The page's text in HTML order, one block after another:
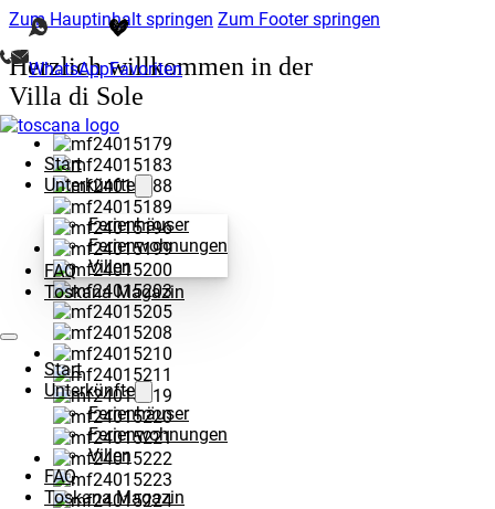
Zum Hauptinhalt springen Zum Footer springen
WhatsAppFavoriten
Start
Unterkünfte
Ferienhäuser
Ferienwohnungen
Villen
FAQ
Toskana Magazin
Start
Unterkünfte
Ferienhäuser
Ferienwohnungen
Villen
FAQ
Toskana Magazin
Herzlich willkommen in der
Villa di Sole